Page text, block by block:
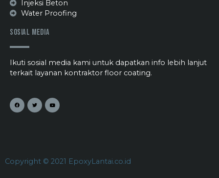
Injeksi Beton
Water Proofing
Sosial Media
Ikuti sosial media kami untuk dapatkan info lebih lanjut
terkait layanan kontraktor floor coating.
Copyright © 2021 EpoxyLantai.co.id